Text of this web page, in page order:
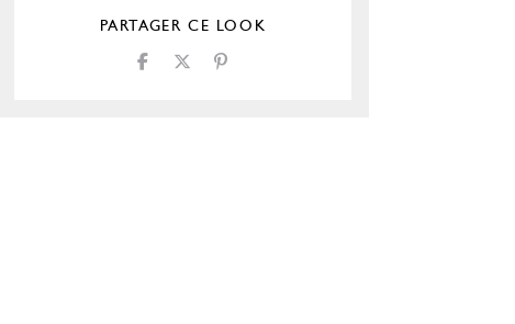
PARTAGER CE LOOK